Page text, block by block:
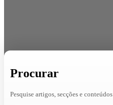
Procurar
Pesquise artigos, secções e conteúdos